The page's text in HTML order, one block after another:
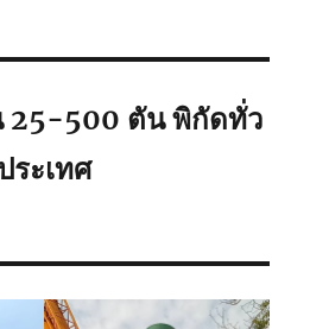
25-500 ตัน พิกัดทั่ว
ระเทศ